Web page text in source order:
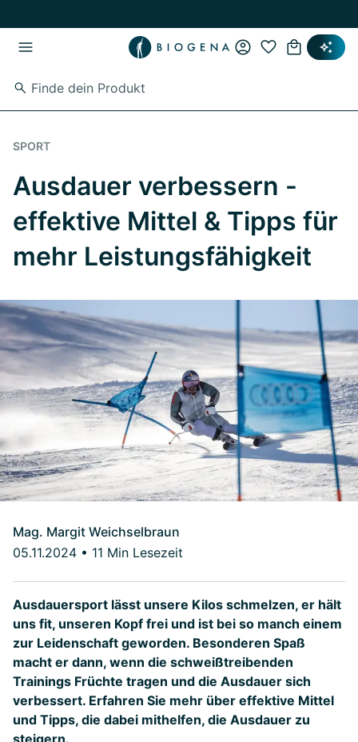
SPORT
Ausdauer verbessern -
effektive Mittel & Tipps für
mehr Leistungsfähigkeit
Mag. Margit Weichselbraun
05.11.2024 • 11 Min Lesezeit
Ausdauersport lässt unsere Kilos schmelzen, er hält
uns fit, unseren Kopf frei und ist bei so manch einem
zur Leidenschaft geworden. Besonderen Spaß
macht er dann, wenn die schweißtreibenden
Trainings Früchte tragen und die Ausdauer sich
verbessert. Erfahren Sie mehr über effektive Mittel
und Tipps, die dabei mithelfen, die Ausdauer zu
steigern.